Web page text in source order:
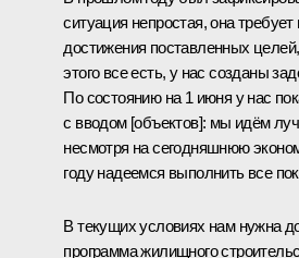
ситуация непростая, она
достижения поставленных
этого все есть, у нас созданы
По состоянию на 1 июня у нас
с вводом [объектов]: мы идём
несмотря на сегодняшнюю
году надеемся выполнить все
В текущих условиях нам нужна
программа жилищного